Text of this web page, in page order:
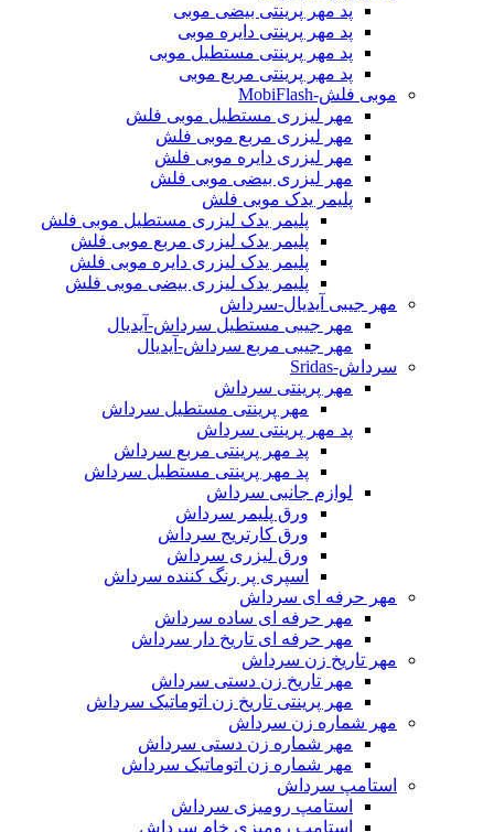
پد مهر پرینتی بیضی موبی
پد مهر پرینتی دایره موبی
پد مهر پرینتی مستطیل موبی
پد مهر پرینتی مربع موبی
موبی فلش-MobiFlash
مهر لیزری مستطیل موبی فلش
مهر لیزری مربع موبی فلش
مهر لیزری دایره موبی فلش
مهر لیزری بیضی موبی فلش
پلیمر یدک موبی فلش
پلیمر یدک لیزری مستطیل موبی فلش
پلیمر یدک لیزری مربع موبی فلش
پلیمر یدک لیزری دایره موبی فلش
پلیمر یدک لیزری بیضی موبی فلش
مهر جیبی آیدیال-سرداش
مهر جیبی مستطیل سرداش-آیدیال
مهر جیبی مربع سرداش-آیدیال
سرداش-Sridas
مهر پرینتی سرداش
مهر پرینتی مستطیل سرداش
پد مهر پرینتی سرداش
پد مهر پرینتی مربع سرداش
پد مهر پرینتی مستطیل سرداش
لوازم جانبی سرداش
ورق پلیمر سرداش
ورق کارتریج سرداش
ورق لیزری سرداش
اسپری پر رنگ کننده سرداش
مهر حرفه ای سرداش
مهر حرفه ای ساده سرداش
مهر حرفه ای تاریخ دار سرداش
مهر تاریخ زن سرداش
مهر تاریخ زن دستی سرداش
مهر پرینتی تاریخ زن اتوماتیک سرداش
مهر شماره زن سرداش
مهر شماره زن دستی سرداش
مهر شماره زن اتوماتیک سرداش
استامپ سرداش
استامپ رومیزی سرداش
استامپ رومیزی خام سرداش